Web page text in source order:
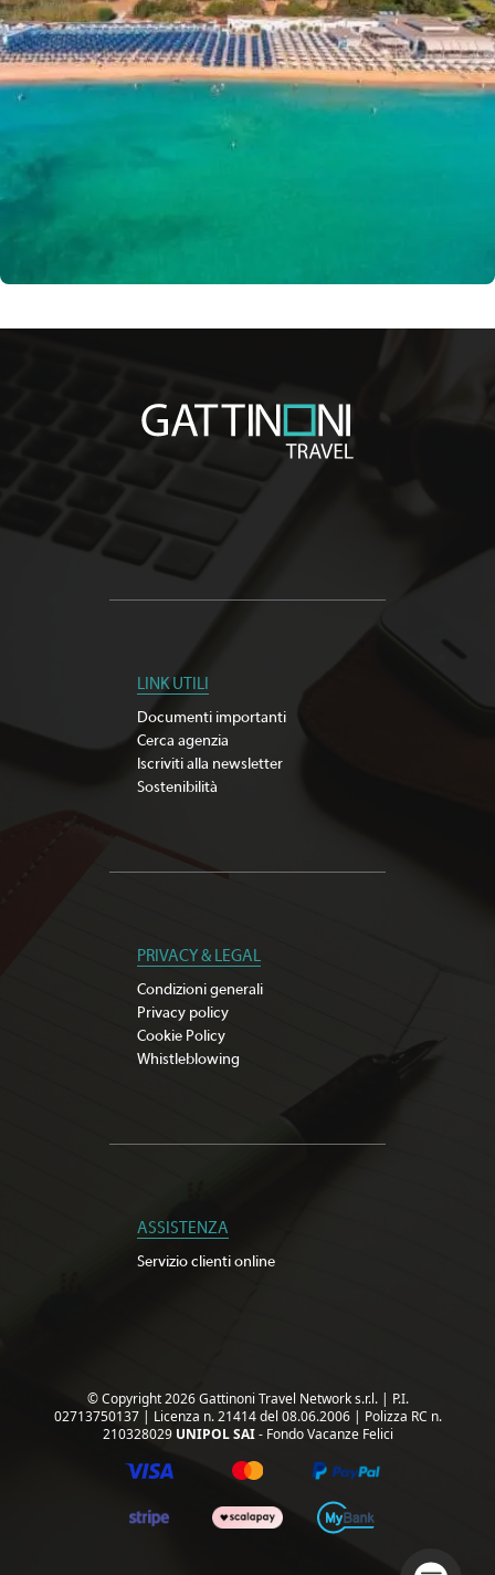
LINK UTILI
Documenti importanti
Cerca agenzia
Iscriviti alla newsletter
Sostenibilità
PRIVACY & LEGAL
Condizioni generali
Privacy policy
Cookie Policy
Whistleblowing
ASSISTENZA
Servizio clienti online
© Copyright 2026 Gattinoni Travel Network s.r.l. | P.I.
02713750137 | Licenza n. 21414 del 08.06.2006 | Polizza RC n.
210328029 UNIPOL SAI- Fondo Vacanze Felici